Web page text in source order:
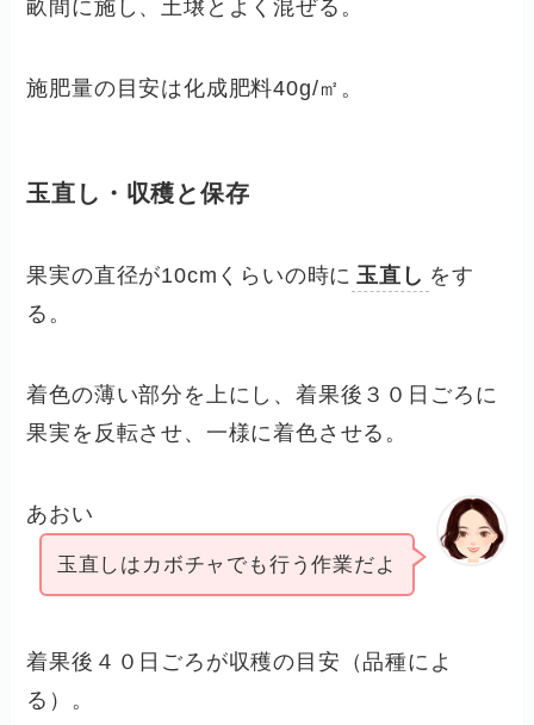
畝間に施し、土壌とよく混ぜる。
施肥量の目安は化成肥料40g/㎡。
玉直し・収穫と保存
果実の直径が10cmくらいの時に 玉直し をす
る。
着色の薄い部分を上にし、着果後３０日ごろに
果実を反転させ、一様に着色させる。
あおい
玉直しはカボチャでも行う作業だよ
着果後４０日ごろが収穫の目安（品種によ
る）。